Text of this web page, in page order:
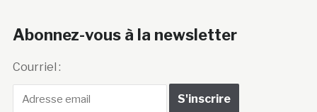
Abonnez-vous à la newsletter
Courriel :